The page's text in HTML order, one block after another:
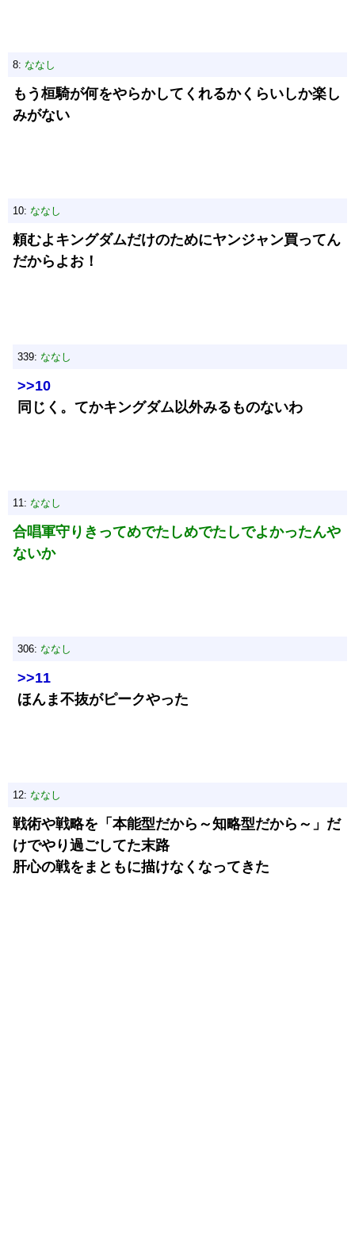
8: ななし
もう桓騎が何をやらかしてくれるかくらいしか楽し
みがない
10: ななし
頼むよキングダムだけのためにヤンジャン買ってん
だからよお！
339: ななし
>>10
同じく。てかキングダム以外みるものないわ
11: ななし
合唱軍守りきってめでたしめでたしでよかったんや
ないか
306: ななし
>>11
ほんま不抜がピークやった
12: ななし
戦術や戦略を「本能型だから～知略型だから～」だ
けでやり過ごしてた末路
肝心の戦をまともに描けなくなってきた